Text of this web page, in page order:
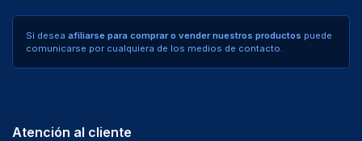
Si desea afiliarse para comprar o vender nuestros productos puede
comunicarse por cualquiera de los medios de contacto.
Atención al cliente